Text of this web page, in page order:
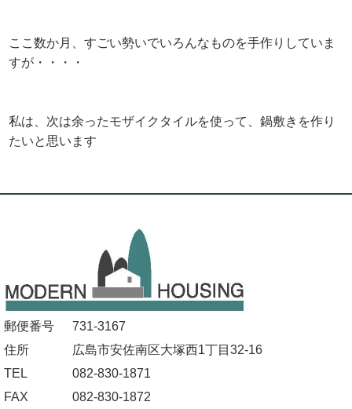
ここ数か月、すごい勢いでいろんなものを手作りしていま
すが・・・・
私は、次は余ったモザイクタイルを使って、鍋敷きを作り
たいと思います
郵便番号
731-3167
住所
広島市安佐南区大塚西1丁目32-16
TEL
082-830-1871
FAX
082-830-1872